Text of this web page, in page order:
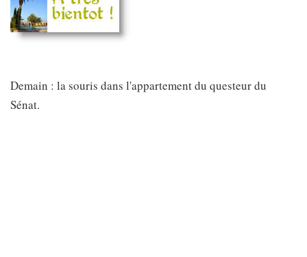
Demain : la souris dans l'appartement du questeur du
Sénat.